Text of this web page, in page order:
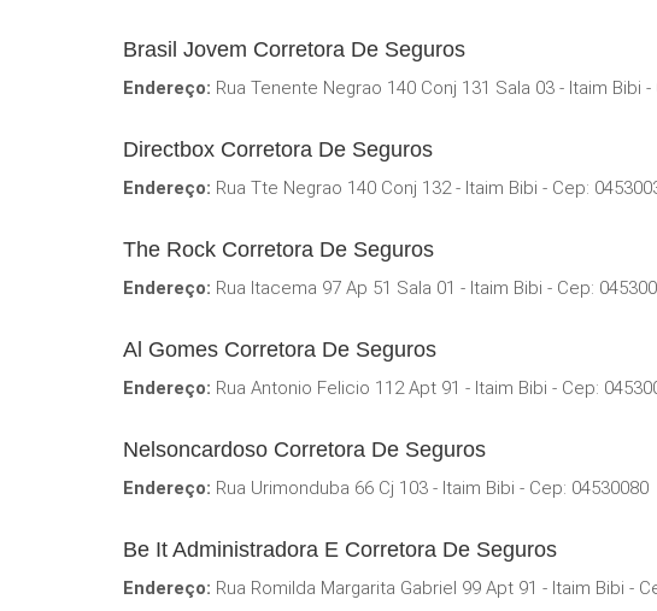
Brasil Jovem Corretora De Seguros
Endereço: Rua Tenente Negrao 140 Conj 131 Sala 03 - Itaim Bibi
Directbox Corretora De Seguros
Endereço: Rua Tte Negrao 140 Conj 132 - Itaim Bibi - Cep:
The Rock Corretora De Seguros
Endereço: Rua Itacema 97 Ap 51 Sala 01 - Itaim Bibi - Cep:
Al Gomes Corretora De Seguros
Endereço: Rua Antonio Felicio 112 Apt 91 - Itaim Bibi - Cep:
Nelsoncardoso Corretora De Seguros
Endereço: Rua Urimonduba 66 Cj 103 - Itaim Bibi - Cep: 04530080
Be It Administradora E Corretora De Seguros
Endereço: Rua Romilda Margarita Gabriel 99 Apt 91 - Itaim Bibi -